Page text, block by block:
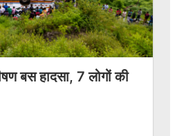
बस हादसा, 7 लोगों की